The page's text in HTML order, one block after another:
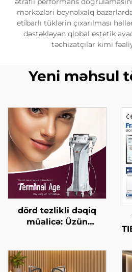
mərkəzləri beynəlxalq
etibarlı tüklərin çıxarılması
dəstəkləyən qlobal estetik
təchizatçılar kimi
Yeni məhsul
dörd tezlikli dəqiq
müalicə: Üzün
bədənin
formalaşdırılması, son